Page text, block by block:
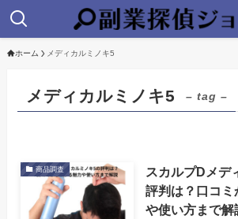
ホーム メディカルミノキ5
メディカルミノキ5 – tag –
商品調査
スカルプDメデ
評判は？口コ
や使い方まで解